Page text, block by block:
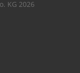
KG 2026